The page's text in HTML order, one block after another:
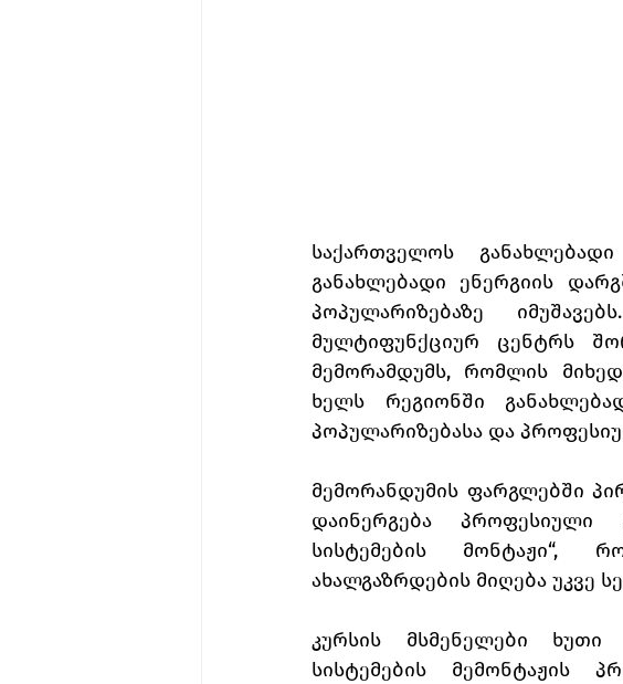
საქართველოს
განახლებადი ენერგიის
პოპულარიზებაზე
მულტიფუნქციურ ცენტრს
მემორამდუმს, რომლის
ხელს რეგიონში
პოპულარიზებასა და
მემორანდუმის ფარგლებში
დაინერგება
სისტემების მონტაჟი“,
ახალგაზრდების მიღება უკვე
კურსის მსმენელები
სისტემების მემონტაჟის